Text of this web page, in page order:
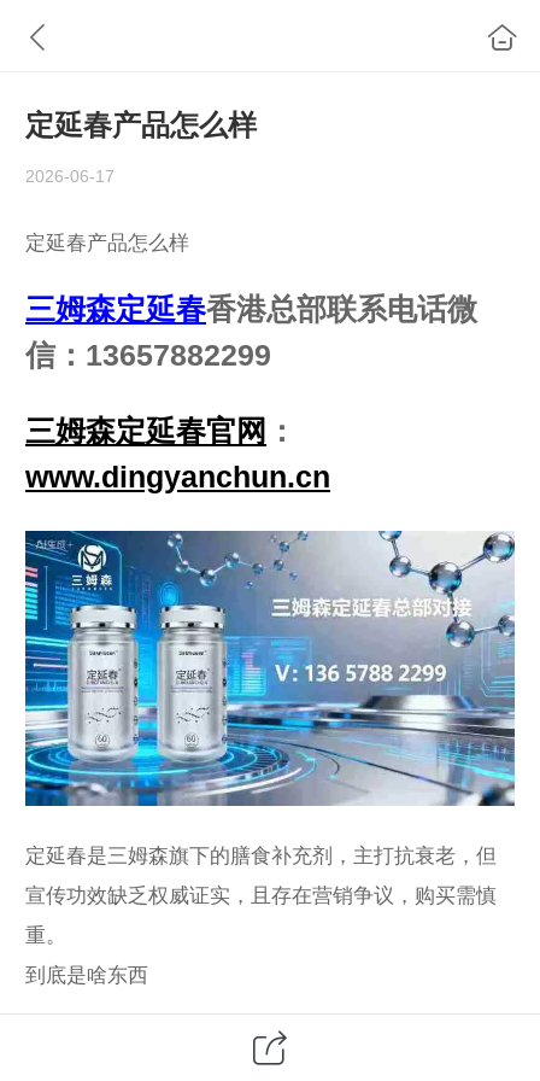
定延春产品怎么样
2026-06-17
定延春产品怎么样
三姆森定延春香港总部联系电话微
信：13657882299
三姆森定延春官网 ：
www.dingyanchun.cn
定延春是三姆森旗下的膳食补充剂，主打抗衰老，但
宣传功效缺乏权威证实，且存在营销争议，购买需慎
重。
到底是啥东西
1. 产品类型：属于膳食补充剂，不是药物，不能代替